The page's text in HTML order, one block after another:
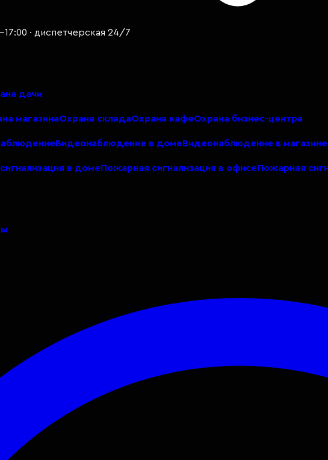
· диспетчерская 24/7
дачи
магазинаОхрана складаОхрана кафеОхрана бизнес-центра
Видеонаблюдение в домеВидеонаблюдение в магазине
в домеПожарная сигнализация в офисеПожарная